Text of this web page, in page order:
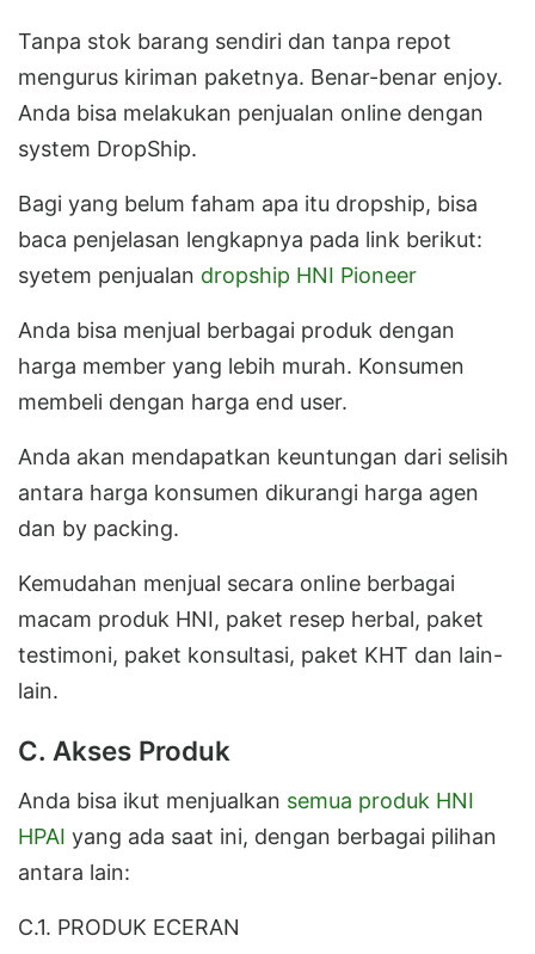
Tanpa stok barang sendiri dan tanpa repot
mengurus kiriman paketnya. Benar-benar enjoy.
Anda bisa melakukan penjualan online dengan
system DropShip.
Bagi yang belum faham apa itu dropship, bisa
baca penjelasan lengkapnya pada link berikut:
syetem penjualan dropship HNI Pioneer
Anda bisa menjual berbagai produk dengan
harga member yang lebih murah. Konsumen
membeli dengan harga end user.
Anda akan mendapatkan keuntungan dari selisih
antara harga konsumen dikurangi harga agen
dan by packing.
Kemudahan menjual secara online berbagai
macam produk HNI, paket resep herbal, paket
testimoni, paket konsultasi, paket KHT dan lain-
lain.
C. Akses Produk
Anda bisa ikut menjualkan semua produk HNI
HPAI yang ada saat ini, dengan berbagai pilihan
antara lain:
C.1. PRODUK ECERAN